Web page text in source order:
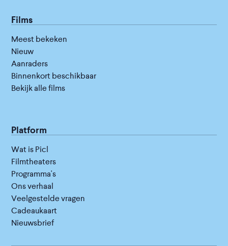
Films
Meest bekeken
Nieuw
Aanraders
Binnenkort beschikbaar
Bekijk alle films
Platform
Wat is Picl
Filmtheaters
Programma's
Ons verhaal
Veelgestelde vragen
Cadeaukaart
Nieuwsbrief